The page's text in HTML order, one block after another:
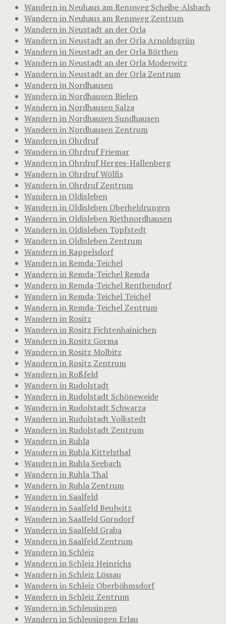
Wandern in Neuhaus am Rennweg Scheibe-Alsbach
Wandern in Neuhaus am Rennweg Zentrum
Wandern in Neustadt an der Orla
Wandern in Neustadt an der Orla Arnoldsgrün
Wandern in Neustadt an der Orla Börthen
Wandern in Neustadt an der Orla Moderwitz
Wandern in Neustadt an der Orla Zentrum
Wandern in Nordhausen
Wandern in Nordhausen Bielen
Wandern in Nordhausen Salza
Wandern in Nordhausen Sundhausen
Wandern in Nordhausen Zentrum
Wandern in Ohrdruf
Wandern in Ohrdruf Friemar
Wandern in Ohrdruf Herges-Hallenberg
Wandern in Ohrdruf Wölfis
Wandern in Ohrdruf Zentrum
Wandern in Oldisleben
Wandern in Oldisleben Oberheldrungen
Wandern in Oldisleben Riethnordhausen
Wandern in Oldisleben Topfstedt
Wandern in Oldisleben Zentrum
Wandern in Rappelsdorf
Wandern in Remda-Teichel
Wandern in Remda-Teichel Remda
Wandern in Remda-Teichel Renthendorf
Wandern in Remda-Teichel Teichel
Wandern in Remda-Teichel Zentrum
Wandern in Rositz
Wandern in Rositz Fichtenhainichen
Wandern in Rositz Gorma
Wandern in Rositz Molbitz
Wandern in Rositz Zentrum
Wandern in Roßfeld
Wandern in Rudolstadt
Wandern in Rudolstadt Schöneweide
Wandern in Rudolstadt Schwarza
Wandern in Rudolstadt Volkstedt
Wandern in Rudolstadt Zentrum
Wandern in Ruhla
Wandern in Ruhla Kittelsthal
Wandern in Ruhla Seebach
Wandern in Ruhla Thal
Wandern in Ruhla Zentrum
Wandern in Saalfeld
Wandern in Saalfeld Beulwitz
Wandern in Saalfeld Gorndorf
Wandern in Saalfeld Graba
Wandern in Saalfeld Zentrum
Wandern in Schleiz
Wandern in Schleiz Heinrichs
Wandern in Schleiz Lössau
Wandern in Schleiz Oberböhmsdorf
Wandern in Schleiz Zentrum
Wandern in Schleusingen
Wandern in Schleusingen Erlau